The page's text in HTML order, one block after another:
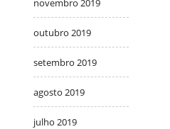
novembro 2019
outubro 2019
setembro 2019
agosto 2019
julho 2019